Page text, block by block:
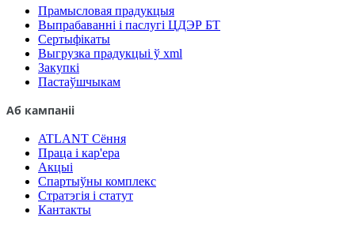
Прамысловая прадукцыя
Выпрабаванні і паслугі ЦДЭР БТ
Сертыфікаты
Выгрузка прадукцыі ў xml
Закупкі
Пастаўшчыкам
Аб кампаніі
ATLANT Сёння
Праца і кар'ера
Акцыі
Спартыўны комплекс
Стратэгія і статут
Кантакты